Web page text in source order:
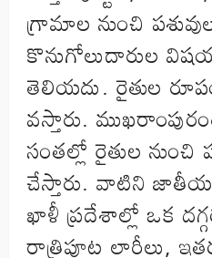
గ్రామాల నుంచి
కొనుగోలుదారుల
తెలియదు. రైతుల
వస్తారు.
సంతల్లో రైతుల నుంచి
చేస్తారు. వాటిని
ఖాళీ ప్రదేశాల్లో ఒక
రాత్రిపూట లారీలు,